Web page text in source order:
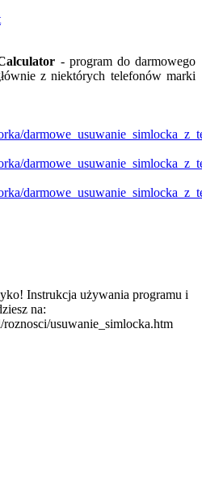
- program do darmowego
z niektórych telefonów marki
Instrukcja używania programu i
na:
usuwanie_simlocka.htm